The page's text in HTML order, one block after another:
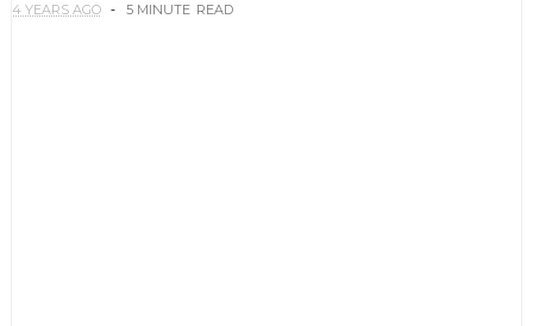
4 YEARS AGO 5 MINUTE READ